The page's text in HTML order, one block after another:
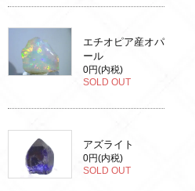
エチオピア産オパ
ール
0円(内税)
SOLD OUT
アズライト
0円(内税)
SOLD OUT